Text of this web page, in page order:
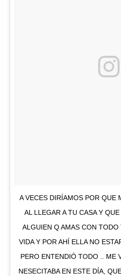
A VECES DIRÍAMOS POR QUE
AL LLEGAR A TU CASA Y
ALGUIEN Q AMAS CON
VIDA Y POR AHÍ ELLA NO
PERO ENTENDIÓ TODO .. ME
NESECITABA EN ESTE DÍA,